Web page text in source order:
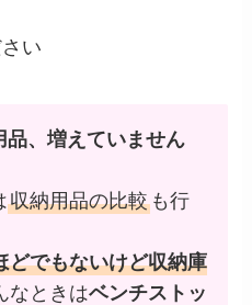
い
品、増えていません
収納用品の比較も行
どでもないけど収納庫
なときはベンチストッ